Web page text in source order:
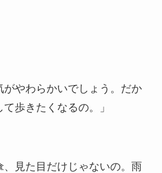
がやわらかいでしょう。だか
歩きたくなるの。」
、見た目だけじゃないの。雨